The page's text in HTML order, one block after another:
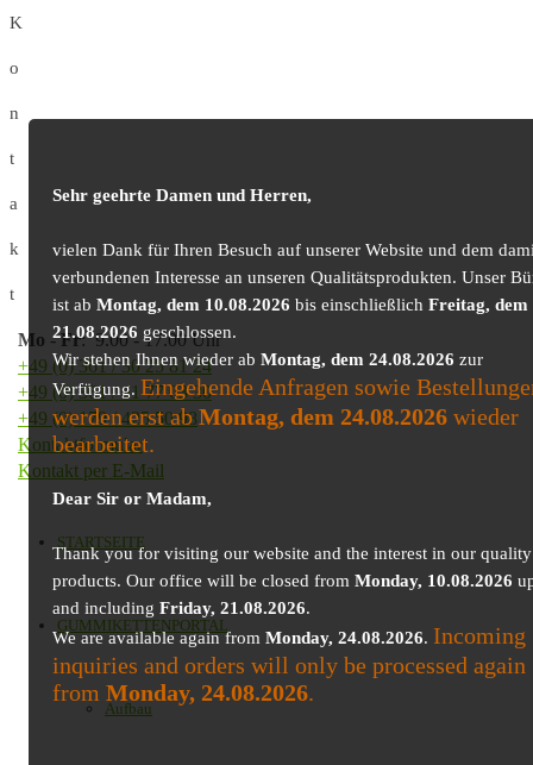
K
o
n
t
a
k
t
Mo -Fr: 9.00 - 17.00 Uhr
+49 (0) 361 / 30 25 81 24
+49 (0) 361 / 41 77 03 30
+49 (0) 179 / 425 50 98
Kontaktformular
Kontakt per E-Mail
STARTSEITE
GUMMIKETTENPORTAL
Aufbau
Sehr geehrte Damen und Herren,
vielen Dank für Ihren Besuch auf unserer Website und dem
verbundenen Interesse an unseren Qualitätsprodukten. Unser
ist ab Montag, dem 10.08.2026 bis einschließlich Freitag, dem
21.08.2026 geschlossen.
Wir stehen Ihnen wieder ab Montag, dem 24.08.2026 zur
Verfügung.Eingehende Anfragen sowie
werden erst abMontag, dem 24.08.2026wieder
bearbeitet.
Dear Sir or Madam,
Thank you for visiting our website and the interest in our quality
products. Our office will be closed from Monday, 10.08.2026
and including Friday, 21.08.2026.
We are available again from Monday, 24.08.2026. Incoming
inquiries and orders will only be processed again
from Monday, 24.08.2026.